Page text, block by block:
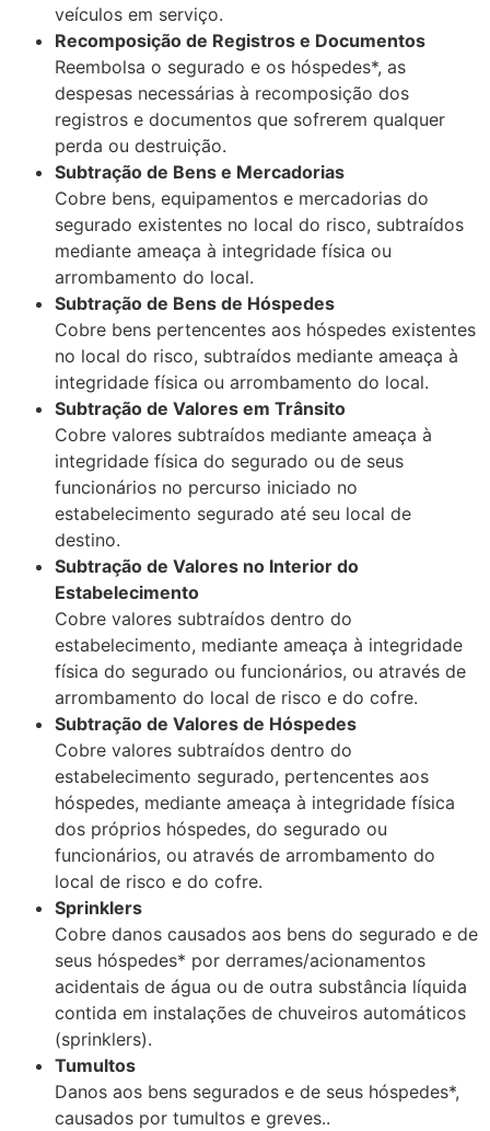
veículos em serviço.
Recomposição de Registros e Documentos
Reembolsa o segurado e os hóspedes*, as
despesas necessárias à recomposição dos
registros e documentos que sofrerem qualquer
perda ou destruição.
Subtração de Bens e Mercadorias
Cobre bens, equipamentos e mercadorias do
segurado existentes no local do risco, subtraídos
mediante ameaça à integridade física ou
arrombamento do local.
Subtração de Bens de Hóspedes
Cobre bens pertencentes aos hóspedes existentes
no local do risco, subtraídos mediante ameaça à
integridade física ou arrombamento do local.
Subtração de Valores em Trânsito
Cobre valores subtraídos mediante ameaça à
integridade física do segurado ou de seus
funcionários no percurso iniciado no
estabelecimento segurado até seu local de
destino.
Subtração de Valores no Interior do
Estabelecimento
Cobre valores subtraídos dentro do
estabelecimento, mediante ameaça à integridade
física do segurado ou funcionários, ou através de
arrombamento do local de risco e do cofre.
Subtração de Valores de Hóspedes
Cobre valores subtraídos dentro do
estabelecimento segurado, pertencentes aos
hóspedes, mediante ameaça à integridade física
dos próprios hóspedes, do segurado ou
funcionários, ou através de arrombamento do
local de risco e do cofre.
Sprinklers
Cobre danos causados aos bens do segurado e de
seus hóspedes* por derrames/acionamentos
acidentais de água ou de outra substância líquida
contida em instalações de chuveiros automáticos
(sprinklers).
Tumultos
Danos aos bens segurados e de seus hóspedes*,
causados por tumultos e greves..